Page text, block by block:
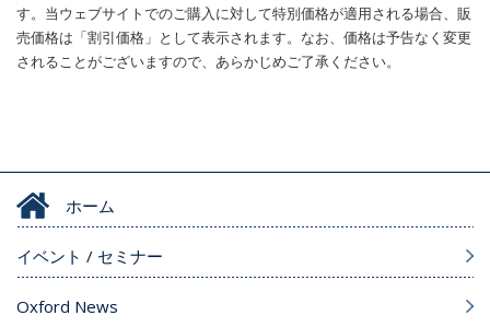
す。当ウェブサイトでのご購入に対して特別価格が適用される場合、販
売価格は「割引価格」として表示されます。なお、価格は予告なく変更
されることがございますので、あらかじめご了承ください。
ホーム
イベント / セミナー
Oxford News